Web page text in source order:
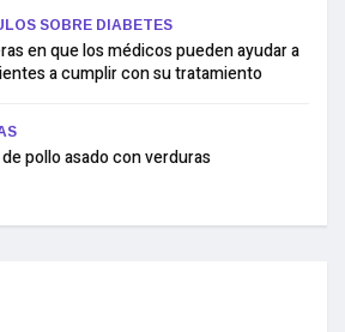
SOBRE DIABETES
en que los médicos pueden ayudar a
a cumplir con su tratamiento
pollo asado con verduras